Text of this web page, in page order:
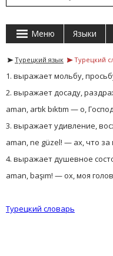
Меню Языки
Турецкий язык Турецкий
1. выражает мольбу,
2. выражает досаду,
aman, artık bıktım — о,
3. выражает удивление,
aman, ne güzel! — ах, что за
4. выражает душевное
aman, başım! — ох, моя
Турецкий словарь